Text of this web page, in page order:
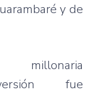
y de
millonaria
fue